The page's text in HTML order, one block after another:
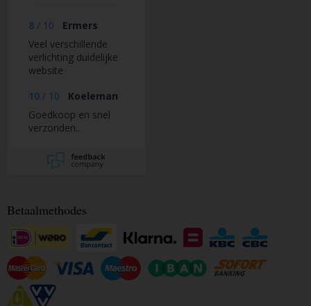
8 / 10
Ermers
Veel verschillende
verlichting duidelijke
website
10 / 10
Koeleman
Goedkoop en snel
verzonden..
Betaalmethodes